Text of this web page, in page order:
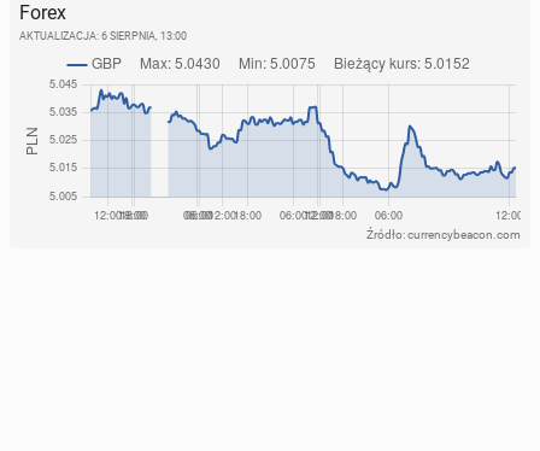
Forex
AKTUALIZACJA: 6 SIERPNIA, 13:00
Źródło: currencybeacon.com